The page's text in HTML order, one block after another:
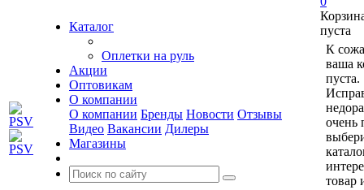
Каталог
Оплетки на руль
Акции
Оптовикам
О компании
О компании Бренды Новости Отзывы
Видео Вакансии Дилеры
Магазины
пуста
К
ваша
пуста.
очень
товар